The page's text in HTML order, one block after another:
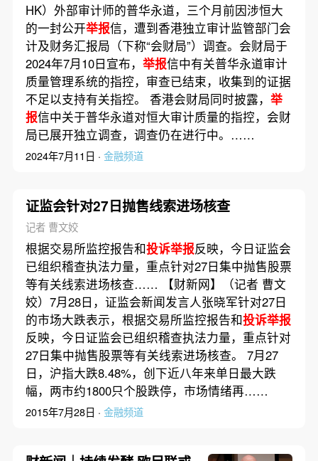
HK）外部审计师的普华永道，三个月前因涉恒大
的一封公开举报信，遭到香港独立审计监管部门会
计及财务汇报局（下称“会财局”）调查。会财局于
2024年7月10日宣布， 举报信中有关普华永道审计
质量管理系统的指控，审查已结束，收集到的证据
不足以支持有关指控。 香港会财局同时披露， 举
报信中关于普华永道对恒大审计质量的指控，会财
局已展开独立调查，调查仍在进行中。……
2024年7月11日 · 金融频道
证监会针对27日抛售线索进场核查
记者 曹文姣
根据交易所监控报告和投诉举报反映，今日证监会
已组织稽查执法力量，重点针对27日集中抛售股票
等有关线索进场核查…… 【财新网】（记者 曹文
姣）7月28日，证监会新闻发言人张晓军针对27日
的市场大跌表示，根据交易所监控报告和投诉举报
反映，今日证监会已组织稽查执法力量，重点针对
27日集中抛售股票等有关线索进场核查。 7月27
日，沪指大跌8.48%，创下近八年来单日最大跌
幅，两市约1800只个股跌停，市场情绪再……
2015年7月28日 · 金融频道